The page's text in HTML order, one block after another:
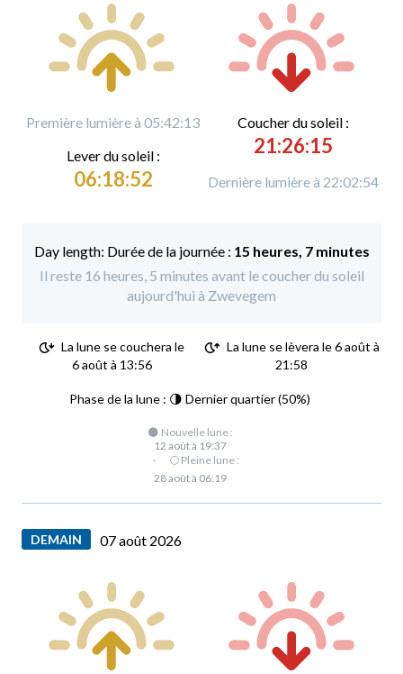
Première lumière à 05:42:13
Lever du soleil :
06:18:52
Coucher du soleil :
21:26:15
Dernière lumière à 22:02:54
Durée de la journée : 15 heures, 7 minutes
Il reste 16 heures, 5 minutes avant le coucher du soleil
aujourd'hui à Zwevegem
La lune se couchera le
6 août à 13:56
La lune se lèvera le 6 août à
21:58
Phase de la lune : 🌗 Dernier quartier (50%)
🌑 Nouvelle lune :
12 août à 19:37
·
🌕 Pleine lune :
28 août à 06:19
DEMAIN 07 août 2026